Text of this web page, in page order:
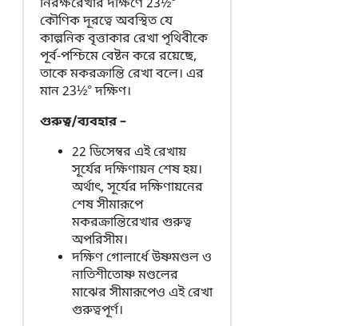
নিরক্ষরেখার দক্ষিণে 23½°
কৌণিক দূরত্বে অবস্থিত যে
কাল্পনিক বৃত্তাকার রেখা পৃথিবীকে
পূর্ব-পশ্চিমে বেষ্টন করে রয়েছে,
তাকে মকরক্রান্তি রেখা বলে। এর
মান 23½° দক্ষিণ।
গুরুত্ব/ব্যবহার –
22 ডিসেম্বর এই রেখায়
সূর্যের দক্ষিণায়ন শেষ হয়।
অর্থাৎ, সূর্যের দক্ষিণায়নের
শেষ সীমারূপে
মকরক্রান্তিরেখার গুরুত্ব
অপরিসীম।
দক্ষিণ গোলার্ধে উষ্ণমণ্ডল ও
নাতিশীতোষ্ণ মণ্ডলের
মাঝের সীমারূপেও এই রেখা
গুরুত্বপূর্ণ।